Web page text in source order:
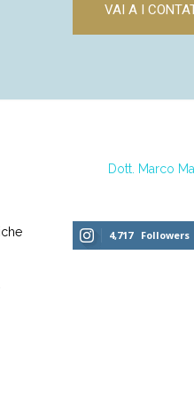
VAI A I
Dott. Marco
4,717 Followers